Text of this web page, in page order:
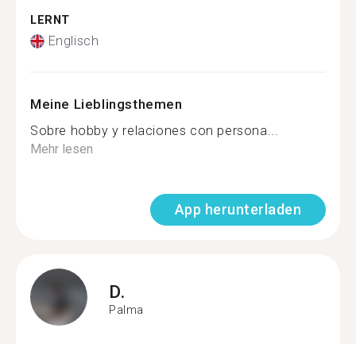
LERNT
Englisch
Meine Lieblingsthemen
Sobre hobby y relaciones con persona...
Mehr lesen
App herunterladen
D.
Palma